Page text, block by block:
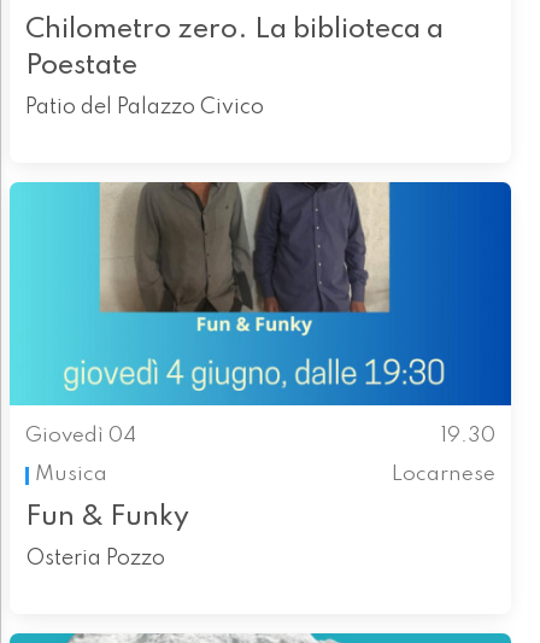
Chilometro zero. La biblioteca a
Poestate
Patio del Palazzo Civico
Giovedì 04
19.30
Musica
Locarnese
Fun & Funky
Osteria Pozzo